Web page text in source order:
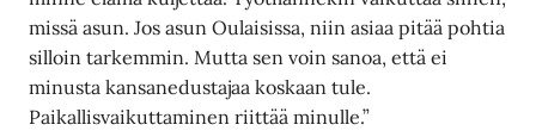
missä asun. Jos asun Oulaisissa, niin asiaa pitää pohtia
silloin tarkemmin. Mutta sen voin sanoa, että ei
minusta kansanedustajaa koskaan tule.
Paikallisvaikuttaminen riittää minulle.”